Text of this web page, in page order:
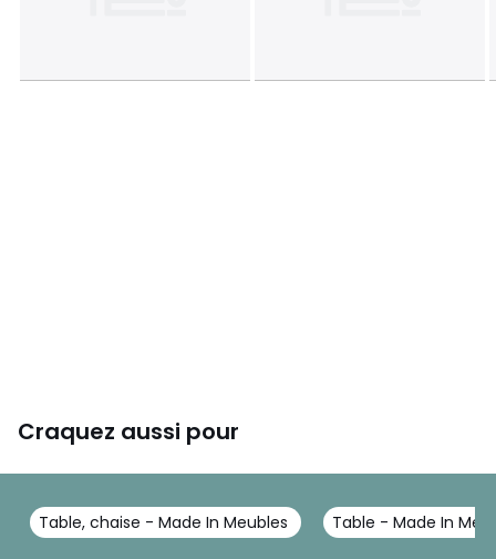
Craquez aussi pour
Table, chaise - Made In Meubles Table - Made In